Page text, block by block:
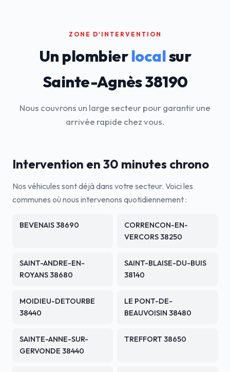
ZONE D'INTERVENTION
Un plombierlocalsur
Sainte-Agnès 38190
Nous couvrons un large secteur pour garantir une
arrivée rapide chez vous.
Intervention en 30 minutes chrono
Nos véhicules sont déjà dans votre secteur. Voici les
communes où nous intervenons quotidiennement :
BEVENAIS 38690
CORRENCON-EN-
VERCORS 38250
SAINT-ANDRE-EN-
ROYANS 38680
SAINT-BLAISE-DU-BUIS
38140
MOIDIEU-DETOURBE
38440
LE PONT-DE-
BEAUVOISIN 38480
SAINTE-ANNE-SUR-
GERVONDE 38440
TREFFORT 38650